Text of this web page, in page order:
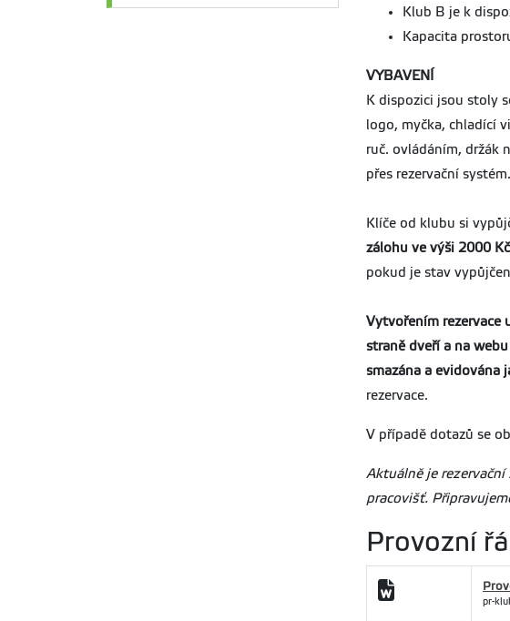
Klub B je k
Kapacita
VYBAVENÍ
K dispozici jsou stoly
logo, myčka, chladící
ruč. ovládáním, držák
přes rezervační
Klíče od klubu si
zálohu ve výši 2000 Kč
pokud je stav
Vytvořením rezervace
straně dveří a na
smazána a evidována
rezervace.
V případě dotazů se
Aktuálně je
pracovišť.
Provozní
pr-